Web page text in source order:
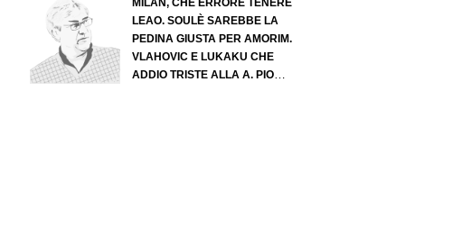
MILAN, CHE ERRORE TENERE
LEAO. SOULÈ SAREBBE LA
PEDINA GIUSTA PER AMORIM.
VLAHOVIC E LUKAKU CHE
ADDIO TRISTE ALLA A. PIO